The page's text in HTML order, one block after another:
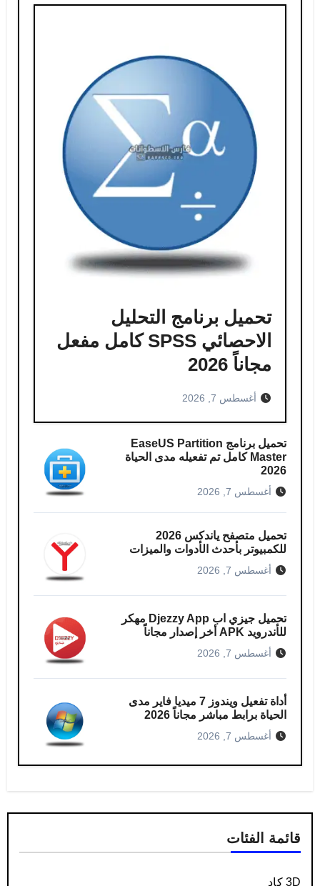
تحميل برنامج التحليل
الاحصائي SPSS كامل مفعل
مجاناً 2026
أغسطس 7, 2026
تحميل برنامج EaseUS Partition
Master كامل​ تم تفعيله مدى الحياة
2026
أغسطس 7, 2026
تحميل متصفح ياندكس 2026
للكمبيوتر بأحدث الأدوات والميزات
أغسطس 7, 2026
تحميل جيزي اب Djezzy App مهكر
للأندرويد APK أخر إصدار مجاناً
أغسطس 7, 2026
أداة تفعيل ويندوز 7 ميديا فاير مدى
الحياة برابط مباشر مجاناً 2026
أغسطس 7, 2026
قائمة الفئات
3D كاد